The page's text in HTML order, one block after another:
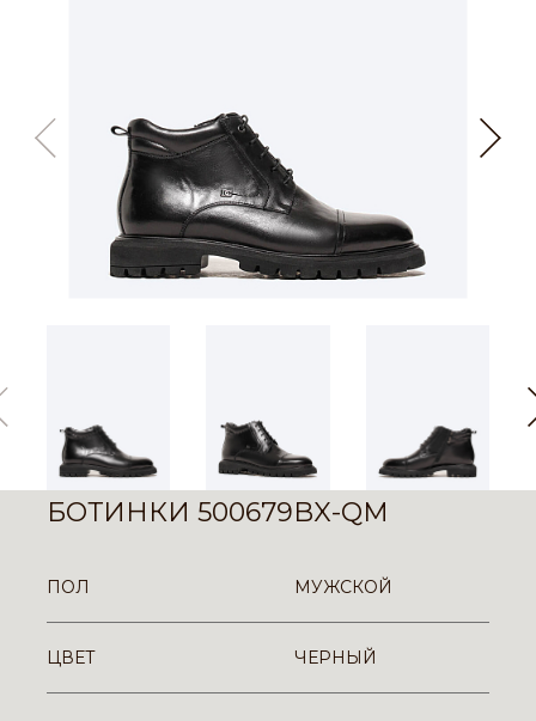
БОТИНКИ 500679BX-QM
ПОЛ МУЖСКОЙ
ЦВЕТ ЧЕРНЫЙ